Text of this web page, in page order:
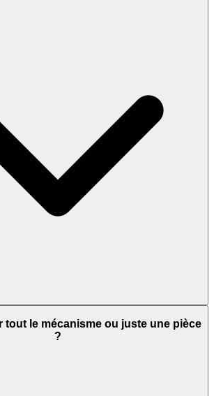
tout le mécanisme ou juste une pièce
?